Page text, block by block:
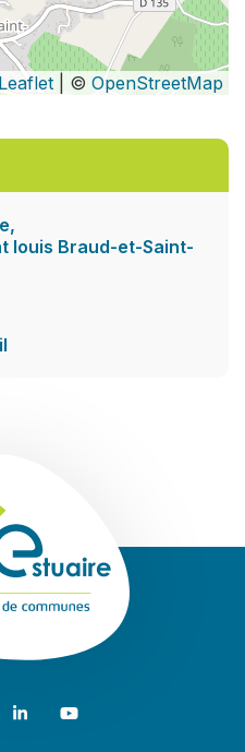
© OpenStreetMap
louis Braud-et-Saint-
compte Facebook
vers le compte Instagram
Lien vers le compte Linkedin
Lien vers la chaîne